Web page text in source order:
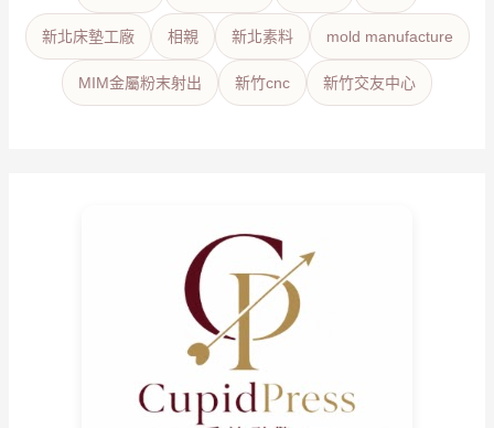
新北床墊工廠 相親 新北素料 mold manufacture
MIM金屬粉末射出 新竹cnc 新竹交友中心